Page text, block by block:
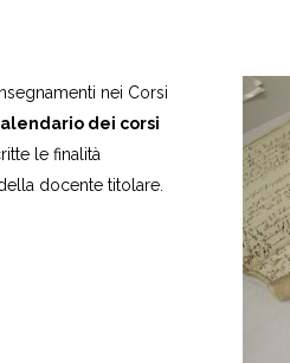
nei Corsi
dei corsi
le finalità
docente titolare.